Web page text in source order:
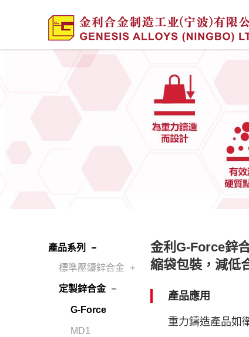
產品系列
標準壓鑄鋅合金
定製鋅合金
G-Force
MD1
金利G-Force鋅
縮袋包裝，減低
產品應用
重力鑄造產品如